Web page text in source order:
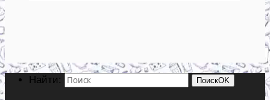
Найти: ПоискOK